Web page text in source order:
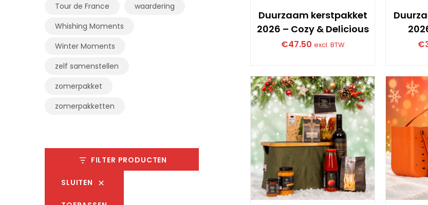
Duurzaam kerstpakket
2026 – Cozy & Delicious
€47.50 excl. BTW €
Tour de France
waardering
Whishing Moments
Winter Moments
zelf samenstellen
zomerpakket
zomerpakketten
FILTER PRODUCTEN
SLUITEN